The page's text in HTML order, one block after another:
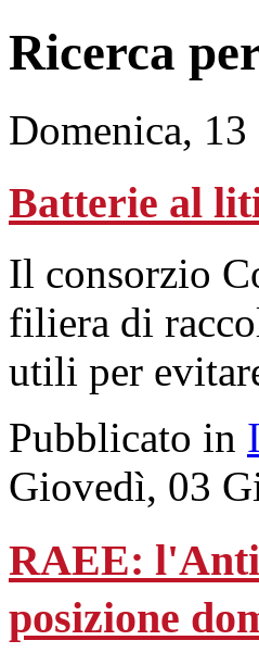
Ricerca
Domenica,
Batterie al
Il consorzio
filiera di
utili per
Pubblicato in
Giovedì, 03
RAEE:
posizione